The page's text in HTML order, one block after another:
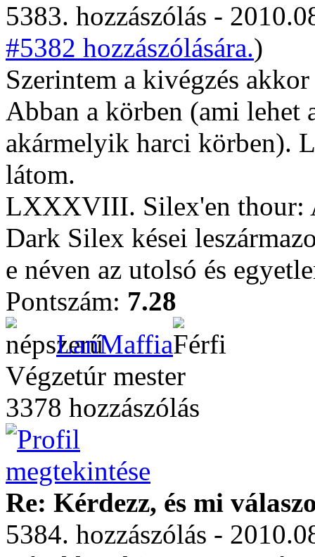
5383. hozzászólás -
#5382 hozzászólására.)
Szerintem a kivégzés
Abban a körben (ami lehet
akármelyik harci körben).
látom.
LXXXVIII. Silex'en thour:
Dark Silex kései
e néven az utolsó és
Pontszám: 7.28
LanMaffia
Végzetúr mester
3378 hozzászólás
Re: Kérdezz, és mi
5384. hozzászólás -